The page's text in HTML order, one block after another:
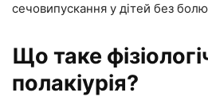
сечовипускання у дітей без
Що таке
полакіурія?